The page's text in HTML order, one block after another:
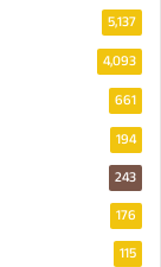
5,137
4,093
661
194
243
176
115